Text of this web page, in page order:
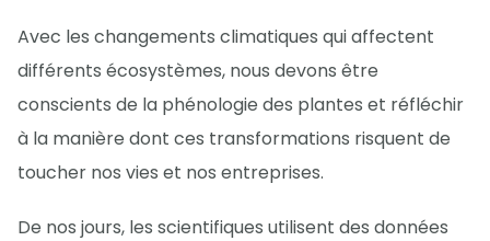
Avec les changements climatiques qui affectent
différents écosystèmes, nous devons être
conscients de la phénologie des plantes et réfléchir
à la manière dont ces transformations risquent de
toucher nos vies et nos entreprises.
De nos jours, les scientifiques utilisent des données